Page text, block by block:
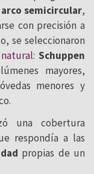
arco semicircular,
con precisión a
se seleccionaron
: Schuppen
mayores,
menores y
una cobertura
respondía a las
propias de un